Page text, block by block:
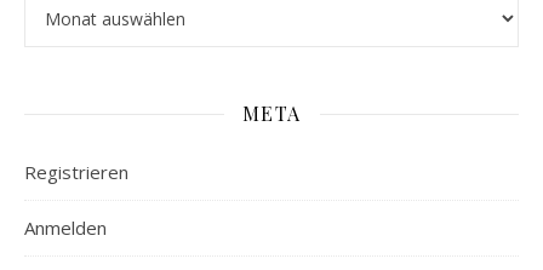
META
Registrieren
Anmelden